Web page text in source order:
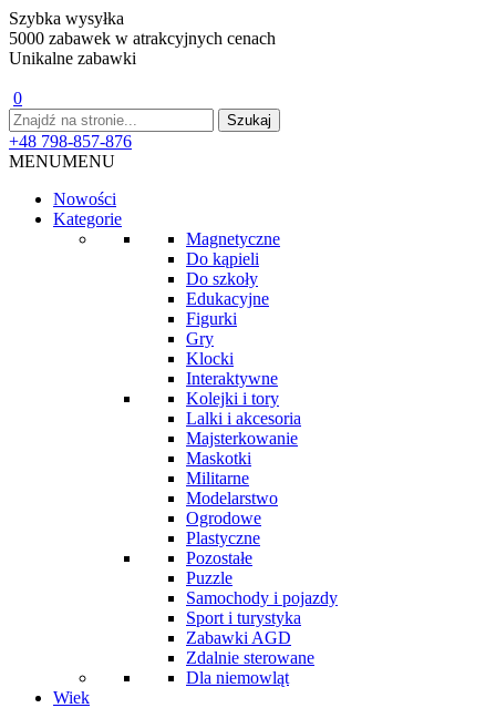
Szybka wysyłka
5000 zabawek w atrakcyjnych cenach
Unikalne zabawki
0
+48 798-857-876
MENUMENU
Nowości
Kategorie
Magnetyczne
Do kąpieli
Do szkoły
Edukacyjne
Figurki
Gry
Klocki
Interaktywne
Kolejki i tory
Lalki i akcesoria
Majsterkowanie
Maskotki
Militarne
Modelarstwo
Ogrodowe
Plastyczne
Pozostałe
Puzzle
Samochody i pojazdy
Sport i turystyka
Zabawki AGD
Zdalnie sterowane
Dla niemowląt
Wiek